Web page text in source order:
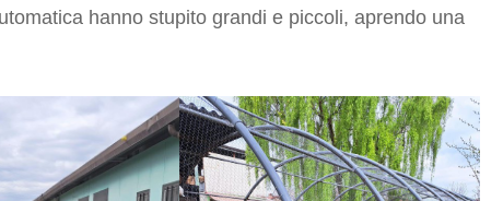
hanno stupito grandi e piccoli, aprendo una